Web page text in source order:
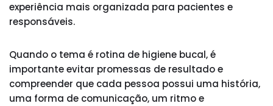
experiência mais organizada para pacientes e
responsáveis.
Quando o tema é rotina de higiene bucal, é
importante evitar promessas de resultado e
compreender que cada pessoa possui uma história,
uma forma de comunicação, um ritmo e